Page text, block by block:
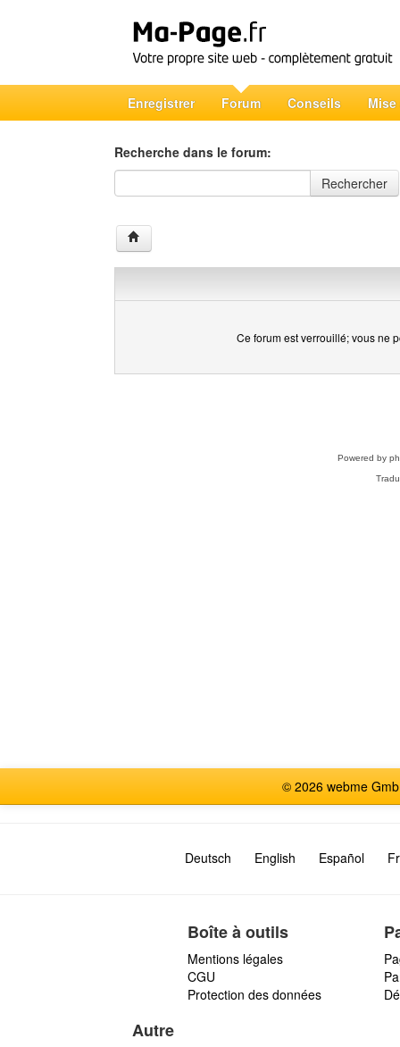
Enregistrer Forum Conseils Mise
Recherche dans le forum:
Recherche dans le forum
Rechercher
Ce forum est verrouillé; vous ne
Powered by
© 2026 webme
Deutsch English Español
Boîte à outils
Mentions légales
CGU
Protection des données
Autre